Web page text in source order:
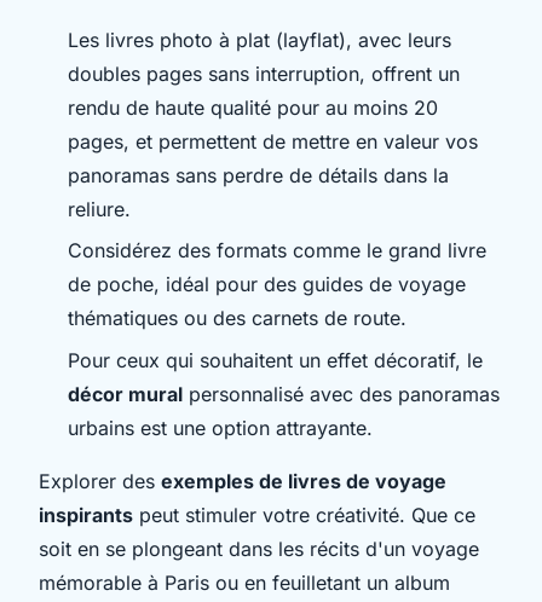
Les livres photo à plat (layflat), avec leurs
doubles pages sans interruption, offrent un
rendu de haute qualité pour au moins 20
pages, et permettent de mettre en valeur vos
panoramas sans perdre de détails dans la
reliure.
Considérez des formats comme le grand livre
de poche, idéal pour des guides de voyage
thématiques ou des carnets de route.
Pour ceux qui souhaitent un effet décoratif, le
décor mural personnalisé avec des panoramas
urbains est une option attrayante.
Explorer des exemples de livres de voyage
inspirants peut stimuler votre créativité. Que ce
soit en se plongeant dans les récits d'un voyage
mémorable à Paris ou en feuilletant un album